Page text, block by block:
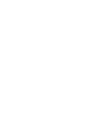
— fetch to